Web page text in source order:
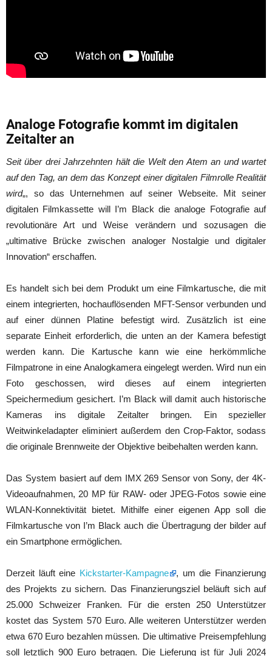
Analoge Fotografie kommt im digitalen
Zeitalter an
Seit über drei Jahrzehnten hält die Welt den Atem an und wartet
auf den Tag, an dem das Konzept einer digitalen Filmrolle Realität
wird„, so das Unternehmen auf seiner Webseite. Mit seiner
digitalen Filmkassette will I’m Black die analoge Fotografie auf
revolutionäre Art und Weise verändern und sozusagen die
„ultimative Brücke zwischen analoger Nostalgie und digitaler
Innovation“ erschaffen.
Es handelt sich bei dem Produkt um eine Filmkartusche, die mit
einem integrierten, hochauflösenden MFT-Sensor verbunden und
auf einer dünnen Platine befestigt wird. Zusätzlich ist eine
separate Einheit erforderlich, die unten an der Kamera befestigt
werden kann. Die Kartusche kann wie eine herkömmliche
Filmpatrone in eine Analogkamera eingelegt werden. Wird nun ein
Foto geschossen, wird dieses auf einem integrierten
Speichermedium gesichert. I’m Black will damit auch historische
Kameras ins digitale Zeitalter bringen. Ein spezieller
Weitwinkeladapter eliminiert außerdem den Crop-Faktor, sodass
die originale Brennweite der Objektive beibehalten werden kann.
Das System basiert auf dem IMX 269 Sensor von Sony, der 4K-
Videoaufnahmen, 20 MP für RAW- oder JPEG-Fotos sowie eine
WLAN-Konnektivität bietet. Mithilfe einer eigenen App soll die
Filmkartusche von I’m Black auch die Übertragung der bilder auf
ein Smartphone ermöglichen.
Derzeit läuft eine Kickstarter-Kampagne
, um die Finanzierung
des Projekts zu sichern. Das Finanzierungsziel beläuft sich auf
25.000 Schweizer Franken. Für die ersten 250 Unterstützer
kostet das System 570 Euro. Alle weiteren Unterstützer werden
etwa 670 Euro bezahlen müssen. Die ultimative Preisempfehlung
soll letztlich 900 Euro betragen. Die Lieferung ist für Juli 2024